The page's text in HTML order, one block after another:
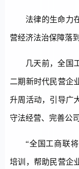
法律的生命力
营经济法治保障落
几天前，全国
二期新时代民营企
升周活动，引导广
守法经营、完善公
“全国工商联
培训，帮助民营企